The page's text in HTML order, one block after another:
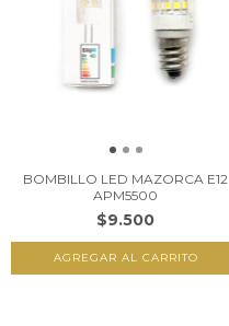
BOMBILLO LED MAZORCA E12
APM5500
$9.500